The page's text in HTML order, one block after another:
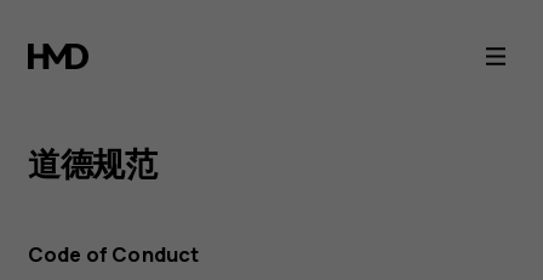
HMD
道
德
规
道德规范
Code of Conduct